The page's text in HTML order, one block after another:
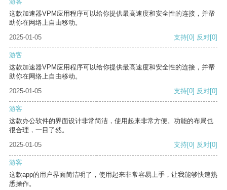
这款加速器VPM应用程序可以给你提供最高速度和安全性的连接，并帮
助你在网络上自由移动。
2025-01-05
支持[0] 反对[0]
游客
这款加速器VPM应用程序可以给你提供最高速度和安全性的连接，并帮
助你在网络上自由移动。
2025-01-05
支持[0] 反对[0]
游客
这款办公软件的界面设计非常简洁，使用起来非常方便。功能的布局也
很合理，一目了然。
2025-01-05
支持[0] 反对[0]
游客
这款app的用户界面简洁明了，使用起来非常容易上手，让我能够快速熟
悉操作。